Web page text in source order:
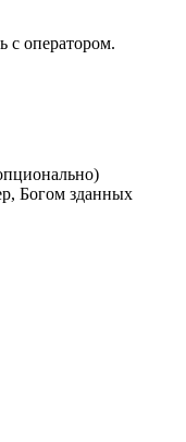
с оператором.
Богом зданных